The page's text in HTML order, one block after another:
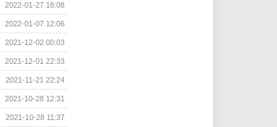
2022-01-27 18:08
2022-01-07 12:06
2021-12-02 00:03
2021-12-01 22:33
2021-11-21 22:24
2021-10-28 12:31
2021-10-28 11:37